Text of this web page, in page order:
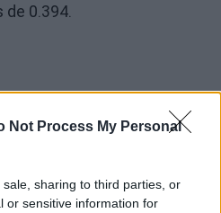
Not Process My Personal
sharing to third parties, or
or sensitive information for
de 0.394.